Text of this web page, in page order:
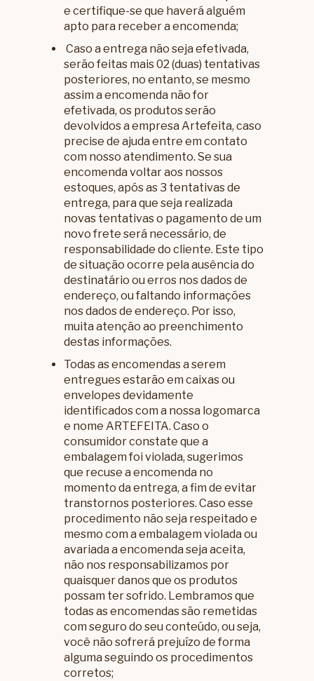
e certifique-se que haverá alguém
apto para receber a encomenda;
Caso a entrega não seja efetivada,
serão feitas mais 02 (duas) tentativas
posteriores, no entanto, se mesmo
assim a encomenda não for
efetivada, os produtos serão
devolvidos a empresa Artefeita, caso
precise de ajuda entre em contato
com nosso atendimento. Se sua
encomenda voltar aos nossos
estoques, após as 3 tentativas de
entrega, para que seja realizada
novas tentativas o pagamento de um
novo frete será necessário, de
responsabilidade do cliente. Este tipo
de situação ocorre pela ausência do
destinatário ou erros nos dados de
endereço, ou faltando informações
nos dados de endereço. Por isso,
muita atenção ao preenchimento
destas informações.
Todas as encomendas a serem
entregues estarão em caixas ou
envelopes devidamente
identificados com a nossa logomarca
e nome ARTEFEITA. Caso o
consumidor constate que a
embalagem foi violada, sugerimos
que recuse a encomenda no
momento da entrega, a fim de evitar
transtornos posteriores. Caso esse
procedimento não seja respeitado e
mesmo com a embalagem violada ou
avariada a encomenda seja aceita,
não nos responsabilizamos por
quaisquer danos que os produtos
possam ter sofrido. Lembramos que
todas as encomendas são remetidas
com seguro do seu conteúdo, ou seja,
você não sofrerá prejuízo de forma
alguma seguindo os procedimentos
corretos;